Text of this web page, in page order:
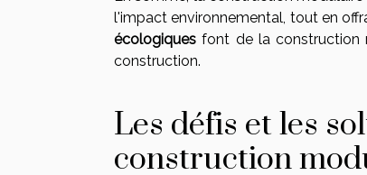
l'impact environnemental, tout en
écologiques font de la construction
construction.
Les défis et les
construction